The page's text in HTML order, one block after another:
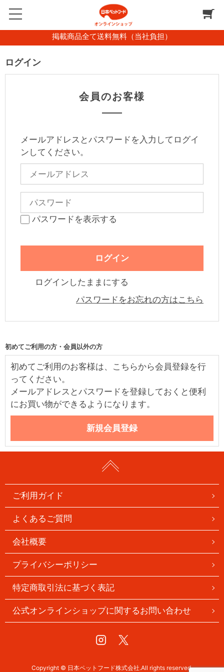
掲載商品全て送料無料（当社負担）
ログイン
会員のお客様
メールアドレスとパスワードを入力してログイ
ンしてください。
パスワードを表示する
ログインしたままにする
パスワードをお忘れの方はこちら
初めてご利用の方・会員以外の方
初めてご利用のお客様は、こちらから会員登録を行
ってください。
メールアドレスとパスワードを登録しておくと便利
にお買い物ができるようになります。
ご利用ガイド
よくあるご質問
会社概要
プライバシーポリシー
特定商取引法に基づく表記
公式オンラインショップに関するお問い合わせ
Instagram
Copyright © 日本ペットフード株式会社.All rights reserved.